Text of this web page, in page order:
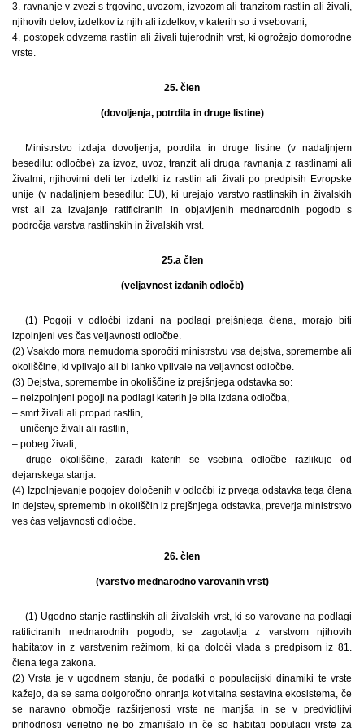
3. ravnanje v zvezi s trgovino, uvozom, izvozom ali tranzitom rastlin ali živali,
njihovih delov, izdelkov iz njih ali izdelkov, v katerih so ti vsebovani;
4. postopek odvzema rastlin ali živali tujerodnih vrst, ki ogrožajo domorodne
vrste.
25. člen
(dovoljenja, potrdila in druge listine)
Ministrstvo izdaja dovoljenja, potrdila in druge listine (v nadaljnjem
besedilu: odločbe) za izvoz, uvoz, tranzit ali druga ravnanja z rastlinami ali
živalmi, njihovimi deli ter izdelki iz rastlin ali živali po predpisih Evropske
unije (v nadaljnjem besedilu: EU), ki urejajo varstvo rastlinskih in živalskih
vrst ali za izvajanje ratificiranih in objavljenih mednarodnih pogodb s
področja varstva rastlinskih in živalskih vrst.
25.a člen
(veljavnost izdanih odločb)
(1) Pogoji v odločbi izdani na podlagi prejšnjega člena, morajo biti
izpolnjeni ves čas veljavnosti odločbe.
(2) Vsakdo mora nemudoma sporočiti ministrstvu vsa dejstva, spremembe ali
okoliščine, ki vplivajo ali bi lahko vplivale na veljavnost odločbe.
(3) Dejstva, spremembe in okoliščine iz prejšnjega odstavka so:
– neizpolnjeni pogoji na podlagi katerih je bila izdana odločba,
– smrt živali ali propad rastlin,
– uničenje živali ali rastlin,
– pobeg živali,
– druge okoliščine, zaradi katerih se vsebina odločbe razlikuje od
dejanskega stanja.
(4) Izpolnjevanje pogojev določenih v odločbi iz prvega odstavka tega člena
in dejstev, sprememb in okoliščin iz prejšnjega odstavka, preverja ministrstvo
ves čas veljavnosti odločbe.
26. člen
(varstvo mednarodno varovanih vrst)
(1) Ugodno stanje rastlinskih ali živalskih vrst, ki so varovane na podlagi
ratificiranih mednarodnih pogodb, se zagotavlja z varstvom njihovih
habitatov in z varstvenim režimom, ki ga določi vlada s predpisom iz 81.
člena tega zakona.
(2) Vrsta je v ugodnem stanju, če podatki o populacijski dinamiki te vrste
kažejo, da se sama dolgoročno ohranja kot vitalna sestavina ekosistema, če
se naravno območje razširjenosti vrste ne manjša in se v predvidljivi
prihodnosti verjetno ne bo zmanjšalo in če so habitati populacij vrste za